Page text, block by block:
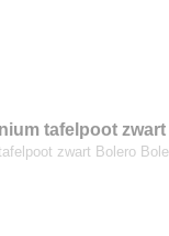
tafelpoot
zwart Bolero